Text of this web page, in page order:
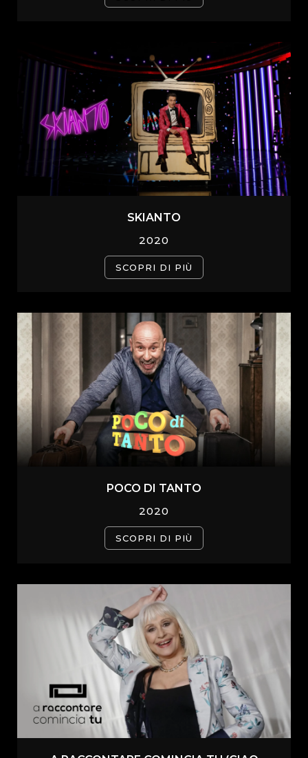
SKIANTO
2020
SCOPRI DI PIÙ
POCO DI TANTO
2020
SCOPRI DI PIÙ